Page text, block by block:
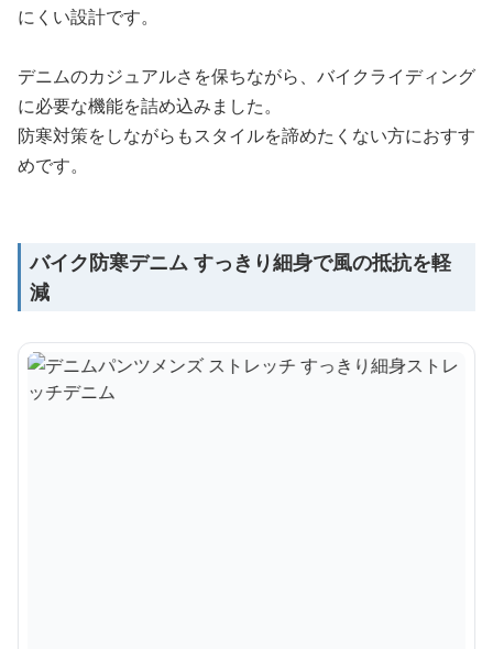
にくい設計です。
デニムのカジュアルさを保ちながら、バイクライディング
に必要な機能を詰め込みました。
防寒対策をしながらもスタイルを諦めたくない方におすす
めです。
バイク防寒デニム すっきり細身で風の抵抗を軽
減